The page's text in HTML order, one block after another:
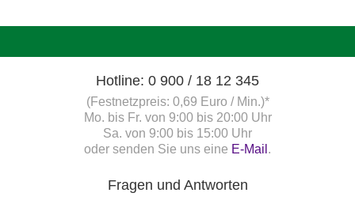
Hotline: 0 900 / 18 12 345
(Festnetzpreis: 0,69 Euro / Min.)*
Mo. bis Fr. von 9:00 bis 20:00 Uhr
Sa. von 9:00 bis 15:00 Uhr
oder senden Sie uns eine E-Mail .
Fragen und Antworten